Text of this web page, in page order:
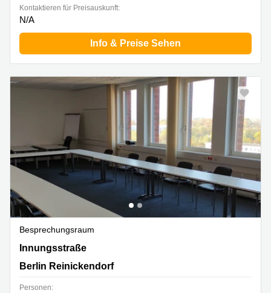
Kontaktieren für Preisauskunft:
N/A
Info & Preise Sehen
Besprechungsraum
Innungsstraße 40, Berlin Reinickendorf
Innungsstraße
Berlin Reinickendorf
Personen: